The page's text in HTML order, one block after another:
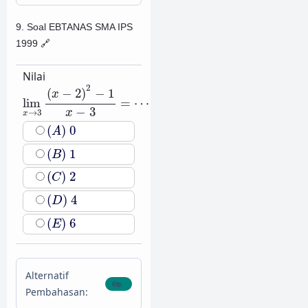
9. Soal EBTANAS SMA IPS
1999 🔗
Nilai
lim
x→3
(x − 2)2 − 1
x − 3
= ⋯
limx → x−2 −
(A) 0
(A)0
(B) 1
(B)1
(C) 2
(C)2
(D) 4
(D)4
(E) 6
(E)6
Alternatif
Pembahasan: